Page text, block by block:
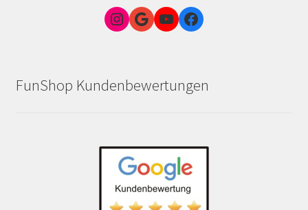
Instagram
Google Link zum FunShop WienYouTubeFacebook
FunShop Kundenbewertungen